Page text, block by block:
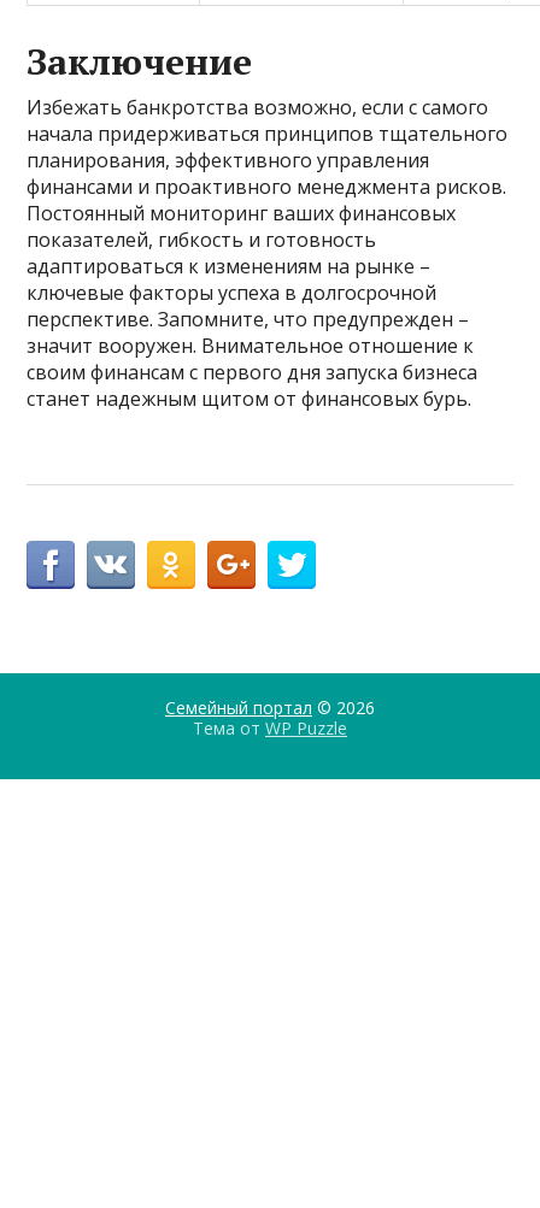
Заключение
Избежать банкротства возможно, если с самого
начала придерживаться принципов тщательного
планирования, эффективного управления
финансами и проактивного менеджмента рисков.
Постоянный мониторинг ваших финансовых
показателей, гибкость и готовность
адаптироваться к изменениям на рынке –
ключевые факторы успеха в долгосрочной
перспективе. Запомните, что предупрежден –
значит вооружен. Внимательное отношение к
своим финансам с первого дня запуска бизнеса
станет надежным щитом от финансовых бурь.
Семейный портал © 2026
Тема от WP Puzzle